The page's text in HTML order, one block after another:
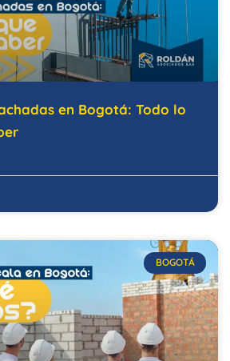
en Bogotá: Todo lo
BOGOTÁ